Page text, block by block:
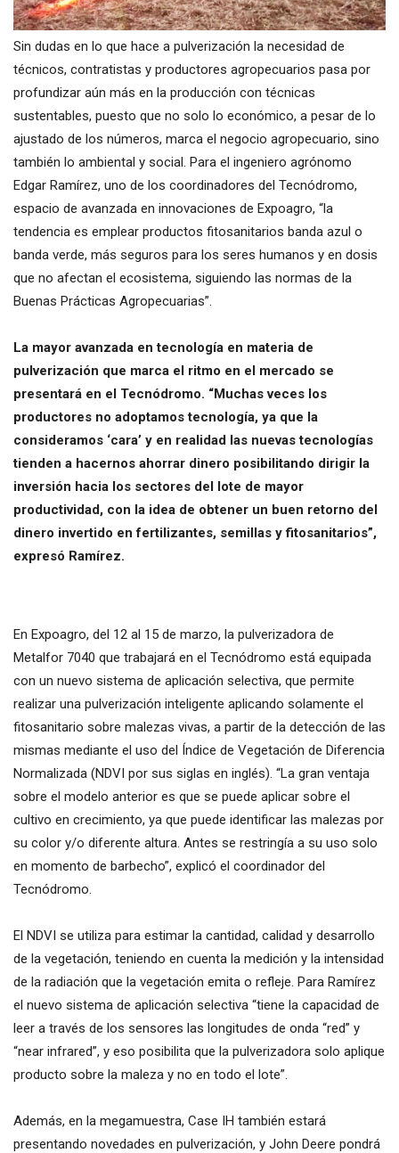
Sin dudas en lo que hace a pulverización la necesidad de
técnicos, contratistas y productores agropecuarios pasa por
profundizar aún más en la producción con técnicas
sustentables, puesto que no solo lo económico, a pesar de lo
ajustado de los números, marca el negocio agropecuario, sino
también lo ambiental y social. Para el ingeniero agrónomo
Edgar Ramírez, uno de los coordinadores del Tecnódromo,
espacio de avanzada en innovaciones de Expoagro, “la
tendencia es emplear productos fitosanitarios banda azul o
banda verde, más seguros para los seres humanos y en dosis
que no afectan el ecosistema, siguiendo las normas de la
Buenas Prácticas Agropecuarias”.
La mayor avanzada en tecnología en materia de
pulverización que marca el ritmo en el mercado se
presentará en el Tecnódromo. “Muchas veces los
productores no adoptamos tecnología, ya que la
consideramos ‘cara’ y en realidad las nuevas tecnologías
tienden a hacernos ahorrar dinero posibilitando dirigir la
inversión hacia los sectores del lote de mayor
productividad, con la idea de obtener un buen retorno del
dinero invertido en fertilizantes, semillas y fitosanitarios”,
expresó Ramírez.
En Expoagro, del 12 al 15 de marzo, la pulverizadora de
Metalfor 7040 que trabajará en el Tecnódromo está equipada
con un nuevo sistema de aplicación selectiva, que permite
realizar una pulverización inteligente aplicando solamente el
fitosanitario sobre malezas vivas, a partir de la detección de las
mismas mediante el uso del Índice de Vegetación de Diferencia
Normalizada (NDVI por sus siglas en inglés). “La gran ventaja
sobre el modelo anterior es que se puede aplicar sobre el
cultivo en crecimiento, ya que puede identificar las malezas por
su color y/o diferente altura. Antes se restringía a su uso solo
en momento de barbecho”, explicó el coordinador del
Tecnódromo.
El NDVI se utiliza para estimar la cantidad, calidad y desarrollo
de la vegetación, teniendo en cuenta la medición y la intensidad
de la radiación que la vegetación emita o refleje. Para Ramírez
el nuevo sistema de aplicación selectiva “tiene la capacidad de
leer a través de los sensores las longitudes de onda “red” y
“near infrared”, y eso posibilita que la pulverizadora solo aplique
producto sobre la maleza y no en todo el lote”.
Además, en la megamuestra, Case IH también estará
presentando novedades en pulverización, y John Deere pondrá